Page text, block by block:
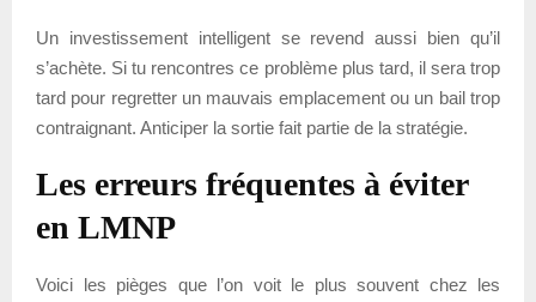
Un investissement intelligent se revend aussi bien qu’il
s’achète. Si tu rencontres ce problème plus tard, il sera trop
tard pour regretter un mauvais emplacement ou un bail trop
contraignant. Anticiper la sortie fait partie de la stratégie.
Les erreurs fréquentes à éviter
en LMNP
Voici les pièges que l’on voit le plus souvent chez les